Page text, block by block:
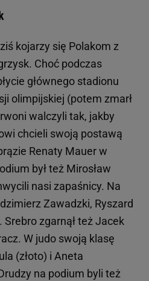
kojarzy się Polakom z
Choć podczas
głównego stadionu
olimpijskiej (potem zmarł
walczyli tak, jakby
chcieli swoją postawą
Renaty Mauer w
był też Mirosław
nasi zapaśnicy. Na
Zawadzki, Ryszard
zgarnął też Jacek
W judo swoją klasę
(złoto) i Aneta
na podium byli też